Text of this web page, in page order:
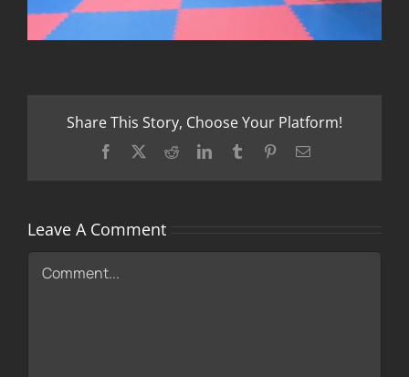
Share This Story, Choose Your Platform!
Facebook RedditLinkedInTumblr PinterestEmail
Leave A Comment
Comment